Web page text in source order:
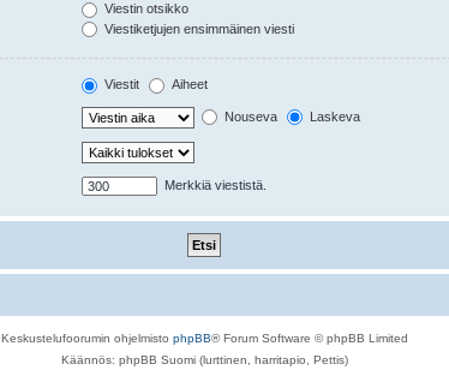
Viestin otsikko
Viestiketjujen ensimmäinen viesti
Viestit Aiheet
Nouseva Laskeva
Merkkiä viestistä.
Keskustelufoorumin ohjelmisto phpBB® Forum Software © phpBB Limited
Käännös: phpBB Suomi (lurttinen, harritapio, Pettis)